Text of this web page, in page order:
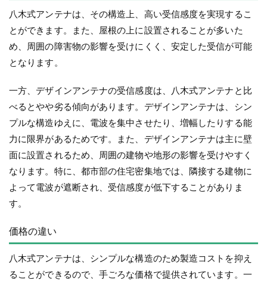
八木式アンテナは、その構造上、高い受信感度を実現するこ
とができます。また、屋根の上に設置されることが多いた
め、周囲の障害物の影響を受けにくく、安定した受信が可能
となります。
一方、デザインアンテナの受信感度は、八木式アンテナと比
べるとやや劣る傾向があります。デザインアンテナは、シン
プルな構造ゆえに、電波を集中させたり、増幅したりする能
力に限界があるためです。また、デザインアンテナは主に壁
面に設置されるため、周囲の建物や地形の影響を受けやすく
なります。特に、都市部の住宅密集地では、隣接する建物に
よって電波が遮断され、受信感度が低下することがありま
す。
価格の違い
八木式アンテナは、シンプルな構造のため製造コストを抑え
ることができるので、手ごろな価格で提供されています。一